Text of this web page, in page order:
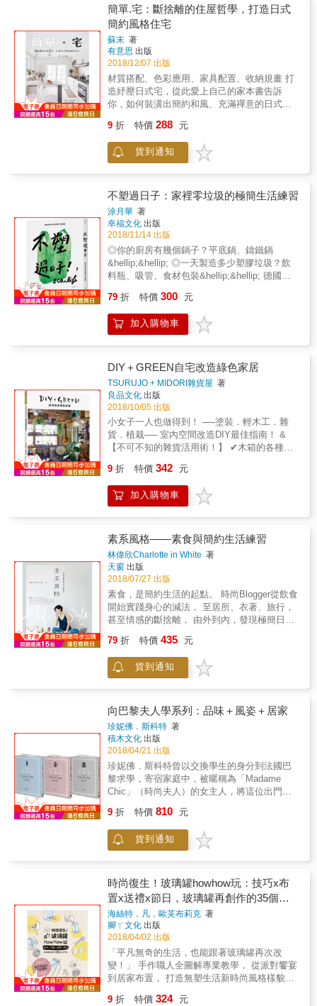
的制勝妙招（這當然是樂趣所在！），細心準
備、放心享樂──誰說桌上的料理一定要親自烹
調？重點在於整體規劃，還有理想的名單。 美
麗的儀式：因寵愛自己散發出喜悅光芒 不用再
多說了！女人愛美是天經地義的。法國女人絕
不怠慢自己，保養打扮的儀式是每天時間規劃
中的第一優先。從二十歲到八十歲的保養打扮
的重點完全不同，用最能展現自己階段之美的
方法寵愛自己，美麗和年紀當然沒有關係！只
有自我感覺良好的人，才能帶給身邊的人正能
行為呢？ 法式風格：法國女人的祕密武器 除了
「優雅」，「風格」也是法國女人的代名詞。
尤其是當女人已經到了一定年紀，理當對自己
會穿上感到自在的衣物，懂得用關鍵配件在身
上製造亮點，而且她們也知道服飾不是風格的
全部，更重要的是「態度」。當女人已經穿穿
脫脫幾十年，也應該要擁有一座件件到位的衣
櫃了，還有什麼比打造理想衣櫥更振奮人心的
事？ 禮物：營造法式日常的祕方 生活中處處是
樂趣，就算是當妳被宣布該減肥了，還是要吃
許多「禮物」，從名廚提供的低熱量美味食
譜，到製作香花的方法，還有保養毛衣的祕訣
（為什麼我沒有早二十年知道！）、好玩的法
的理由。 身為文青宅宅，一個人獨處固然舒
適，自由自在，但實行了一個月的美好計劃
後，我發現和他人產生連結也很溫暖!和每天第
一個見到的人微笑打招呼，真的不會被當怪
人。(還是提醒各位務必注意實際情況) ──萬華
謝哲青 好評推薦 導覽羅浮宮也沒問題！──萬
華謝哲青
的好故事。 ●&不可忽視的美味關係，闡述飲食
與情感的連結，刻畫生活中的美味與人情。
「生活」主題內容： ●&居家空間值得講究的細
節探討，打造過得輕鬆簡潔又有滿足感的日常
生活； ●&可以豐富日常生活使用的器皿，提升
生活質感的小物等等。 旅遊深度介紹，不是走
馬看花的景點或是情報式的旅遊資訊，著重當
地人文歷史與飲食報導，讀者能藉此發展出自
身的旅人觀，擁有獨一無二的旅行體驗。 ◆封
面故事：迷上湯 日常生活裡就能得到的療癒，
腳感到溫暖，身心都得到撫慰。 ◆&親眼看看
平常吃的蔬菜是怎麼種出來的？每天吃，更要
吃得安心。 ◆&喜歡的可頌麵包，試吃報告。
知卻可輕易品嚐到的泰國朱拉隆功大學校園美
食，時光更迭，美味不變。
簡單.宅：斷捨離的住屋哲學，打造日式
簡約風格住宅
蘇末 著
有意思 出版
2018/12/07 出版
材質搭配、色彩應用、家具配置、收納規畫 打
造紓壓日式宅，從此愛上自己的家本書告訴
你，如何裝潢出簡約和風、充滿禪意的日式宅
地色系為主材質選用：首選天然原木，展現出
自然氣息，減少人為、工業色彩家具選購：揚
棄占據過多空間的大家具，低矮、多機能才是
要懂得精算，空間不能有絲亳浪費捨棄不必要
的格局，規畫最佳生活動線，挑選適合的小體
積家具善用設計技巧，讓視覺偷出空間調整居
家色彩，創造寬敞的環境賦予空間多功能，打
破制式格局規畫小坪數，也能有豪宅般舒適
9 折 特價 288 元
貨到通知
不塑過日子：家裡零垃圾的極簡生活練習
涂月華 著
幸福文化 出版
2018/11/14 出版
◎你的廚房有幾個鍋子？平底鍋、鑄鐵鍋
&hellip;&hellip; ◎一天製造多少塑膠垃圾？飲
料瓶、吸管、食材包裝&hellip;&hellip; 德國每
不塑，是愛自己、愛家、愛土地的一種生活方
式 第一本減塑專書，超實用、圖解清楚、超過
100種必學方法 環保萬歲！美好極簡生活，現
所，從採買、料理、到清洗，常常很快就製造
出很多垃圾，作者將他20年來自身的經驗詳細
的分享，只是小小行動改變就可以做到。 ■祖
母的零廢棄廚房接近極簡生活 祖母時代的生活
模式，盡可能的接近大自然，簡化一切包括生
活與人際，不製造垃圾，對生活中所有的資源
心懷感激，珍惜使用。祖母的生活方式接近極
簡生活(minimalism)、零廢棄生活(zero waste
lifestyle)。零廢棄就是為所有一次性物品找到替
品，重覆使用或者回收再利用。除此還可以從
料理的食材不浪費，不過量料理，不剩食，減
少廚餘也是重要 ■從採買開始，消滅塑膠袋 小
農直售、傳統菜市場、菜市場裡的老雜貨店
&hellip;，出門前將需要購買的東西和待辦事項
一起列出清單；然後儘量規劃出哪一些在市場
購買沒有外包裝的食材，例如購買裸賣的麵線
已取代超市包裝麵線，又有哪一些可以在雜貨
店或是裸賣商店購買，真的必須在超市購買的
物品有多少等等，避免造成食物吃不完的浪
費。 ■料理簡單，吃出食材原味 就算無法擁有
自己的開心菜園，也可以儘量選擇產地直送的
小農作物只要食材是當季新鮮的，用最簡單的
調味鹽、醬油來調味，就可以做出美味料理，
放棄複雜的調味，準備自己喜歡料理的基本調
多餘而食用不完的食材，可以用鹽或是其他方
式醃漬保存，像客家人的醃漬菜就是最好的例
子。可以做糖醋薑、鹹蛋、桃子蜜餞、蘿蔔鹽
生、雪裡紅等。一些食材和半成品也可以自
製，減少塑膠包裝，書中分享鷹嘴豆泥、克菲
爾酸奶、培根、暗黃醬(沙拉醬)等等作法。 ■外
食族的家私頭 ─環保筷子、環保杯、食物袋 零
廢棄生活鼓勵大家儘量在家料理，以減少垃
圾，也更天然、健康，但要能做到對於多數上
具：環保筷子、環保耐熱碗或便當盒、環保杯
和環保吸管。外出上餐館、旅行、野餐和健行
時，也都有不塑的小撇步。 【垃圾減量的6R原
則】 整理好廚房之後，接下來要做的就是避免
再把更多的垃圾帶進家中，要了解自己從外面
帶回多少垃圾，最好的方式是檢視垃圾桶裡的
東西，若一次性包裝佔的比例相當高，透過自
備容器就能夠有效的減少這類家庭垃圾。 拒絕
(Refuse)：拒絕成為一個垃圾製造者，拒絕在消
費時製造垃圾 減少（Reduce）：食材天然化，
減少加工品或半成品。先開始減少使用塑膠，
再慢慢做到無塑。 重複使用(Reuse)：找尋合適
理(Repair)：修繕DIY，延長物品的使用壽命。
79 折 特價 300 元
加入購物車
DIY＋GREEN自宅改造綠色家居
TSURUJO + MIDORI雜貨屋 著
良品文化 出版
2018/10/05 出版
小女子一人也做得到！ ──塗裝．輕木工．雜
貨．植栽── 室內空間改造DIY最佳指南！ &
【不可不知的雜貨活用術！】 ✔木箱的各種擺
✔學習從「雜貨」的角度思考人造植栽的應
用！ ✔學會黃麻布的不同應用，輕鬆創造自我
空間的個性 ✔選對塗裝用漆，輕鬆改造牆面、
框．桌子．托盤．層架．掛飾．燈罩，改造流
理臺門片&hellip;&hellip; 【每一實例皆呈現各
種空間的面貌】 書中每一個居家改造實例，都
不是單一空間的呈現， 而是整體空間的介紹，
包括客廳、餐廳、廚房、玄關、樓梯間、洗手
間、陽台、露台、工作室等， 讓讀者更能掌握
居家風格的打造。 【兼顧實用性與舒適感，夢
想非空想】 本書作者群都同時有著家庭主婦的
身分， 除了保有少女心，追求空間的趣味感＆
門板的顏色，也能立即改變居家氛圍】 「不滿
意」就是居家改造的起點！ 有的是四十幾年的
老房子了， 有的是設計古板的大樓， 有的是不
想被鄰居一眼看透&hellip;&hellip; 只要肯動
手， 呆板的空間就能變身充滿樂趣的小世界，
即使沒有豪宅， 你也一定能打造自己的溫馨好
宅！ 本書特色 ✔各種居家空間改造實例分析，
激發你的布置靈感 ✔好用材料＆雜貨＆工具推
薦，讓你一開始就到位 ✔塗刷＆型版拓印技法
分享，就算不會畫圖也能做得到 ✔輕木作教
學，初學者也能輕鬆上手 ✔自然植栽＆人造植
栽靈活應用，輕鬆打造綠意家居
9 折 特價 342 元
加入購物車
素系風格——素食與簡約生活練習
林偉欣Charlotte in White 著
天窗 出版
2018/07/27 出版
素食，是簡約生活的起點。 時尚Blogger從飲食
開始實踐身心的減法， 至居所、衣著、旅行，
甚至情感的斷捨離， 由外到內，發現極簡日子
與心態， 1000天的素系練習。 三年多前下定決
心成為素食者的攝影師兼時尚Blogger Charlotte
in White， 由茹素初期因不懂吃而營養不足，
食者的經歷； 跨越過家人的不理解和刻意遷就
肉食朋友的「黑暗期」， 再修習創意食譜再尋
找城裡美味的素食餐廳&hellip;&hellip; 她從素
食悟出「愈簡單，愈豐足」的道理， 從食啟發
衣、住、行等生活細節，情感和心態的轉變，
由外到內，一步步成為真正的素系風格女生。
#素食日常& #營養素食食譜& #素系女生
#GirlGoGreen #WhatVegetarianEat 本書賣點：
．網絡紅人Charlotte in White首度以流麗的文
肉食者轉為素食者的歷程，從而對生活態度的
影響。 ．書中既有實用的素食及營養相關資
訊、簡易食譜，亦有提及身心斷捨離及簡單生
more，更以過來人的身份提倡「素系」對於人
生的正面影響
79 折 特價 435 元
貨到通知
向巴黎夫人學系列：品味＋風姿＋居家
珍妮佛．斯科特 著
積木文化 出版
2018/04/21 出版
珍妮佛．斯科特曾以交換學生的身分到法國巴
黎求學，寄宿家庭中，被暱稱為「Madame
Chic」（時尚夫人）的女主人，將這位出門習
藏私地傳授法國女人「je ne sais quoi」（難以
言傳）的優雅生活之道。 若干年後，珍妮佛忙
於家務之時，不由想起時尚夫人的家居生活
尚先生夫妻沉靜的雞尾酒時光，在在令人懷念
不已。珍妮佛下定決心，與其像個機器人般無
聊地應付家事，何不試著仿效時尚夫人用心過
日子呢？ 《向巴黎夫人學品味：Madame Chic
的20堂優雅生活課》 巴黎貴族後裔Madam
目新書， 一出版即登上暢銷榜，長銷不墜！ 巴
黎貴族後裔親授！不需遠赴法國，只要閱讀本
書，就能在家實踐優雅獨到的法式生活品味！
9 折 特價 810 元
貨到通知
時尚復生！玻璃罐howhow玩：技巧x布
置x送禮x節日，玻璃罐再創作的35個生
活巧思
海絲特．凡．歐芙布莉克 著
腳ㄚ文化 出版
2018/04/02 出版
「平凡無奇的生活，也能跟著玻璃罐再次改
變！」 手作職人全圖解專業教學， 從派對饗宴
到居家布置， 打造無塑生活新時尚風格樣貌！
生的教學書。 玻璃罐看似脆弱易碎，但只要細
9 折 特價 324 元